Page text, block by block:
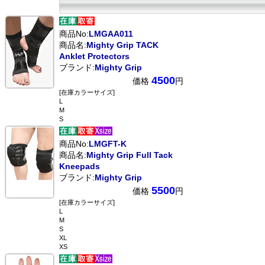
商品No:LMGAA011
商品名:Mighty Grip TACK
Anklet Protectors
ブランド:Mighty Grip
価格 4500円
[在庫カラーサイズ]
L
M
S
商品No:LMGFT-K
商品名:Mighty Grip Full Tack
Kneepads
ブランド:Mighty Grip
価格 5500円
[在庫カラーサイズ]
L
M
S
XL
XS